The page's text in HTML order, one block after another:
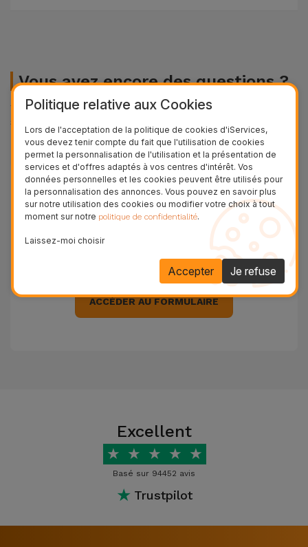
Vélo
d'ordinateur
Accessoires
iPad et
Tablette
Kids
tout
Vous avez encore des questions ?
Vous pouvez nous contacter via notre formulaire de
support.
Formulaire de support
ACCÉDER AU FORMULAIRE
Excellent
★ ★ ★ ★ ★
Basé sur 94452 avis
★ Trustpilot
Politique relative aux Cookies
Lors de l'acceptation de la politique de cookies d'iServices,
vous devez tenir compte du fait que l'utilisation de cookies
permet la personnalisation de l'utilisation et la présentation de
services et d'offres adaptés à vos centres d'intérêt. Vos
données personnelles et les cookies peuvent être utilisés pour
la personnalisation des annonces. Vous pouvez en savoir plus
sur notre utilisation des cookies ou modifier votre choix à tout
moment sur notre politique de confidentialité.
Laissez-moi choisir
Je refuse
Accepter